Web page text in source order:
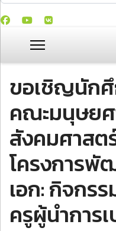
ขอเชิญนัก
คณะมนุษยศ
สังคมศาสต
โครงการพั
เอก: กิจกร
ครูผู้นำการ